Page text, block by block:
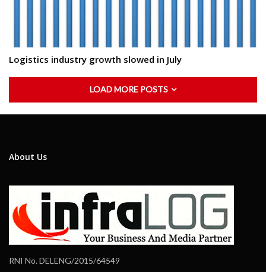
Logistics industry growth slowed in July
LOAD MORE POSTS
About Us
RNI No. DELENG/2015/64549